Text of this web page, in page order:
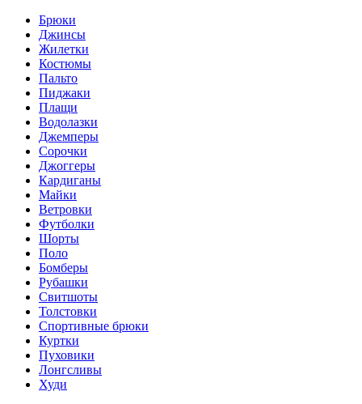
Брюки
Джинсы
Жилетки
Костюмы
Пальто
Пиджаки
Плащи
Водолазки
Джемперы
Сорочки
Джоггеры
Кардиганы
Майки
Ветровки
Футболки
Шорты
Поло
Бомберы
Рубашки
Свитшоты
Толстовки
Спортивные брюки
Куртки
Пуховики
Лонгсливы
Худи